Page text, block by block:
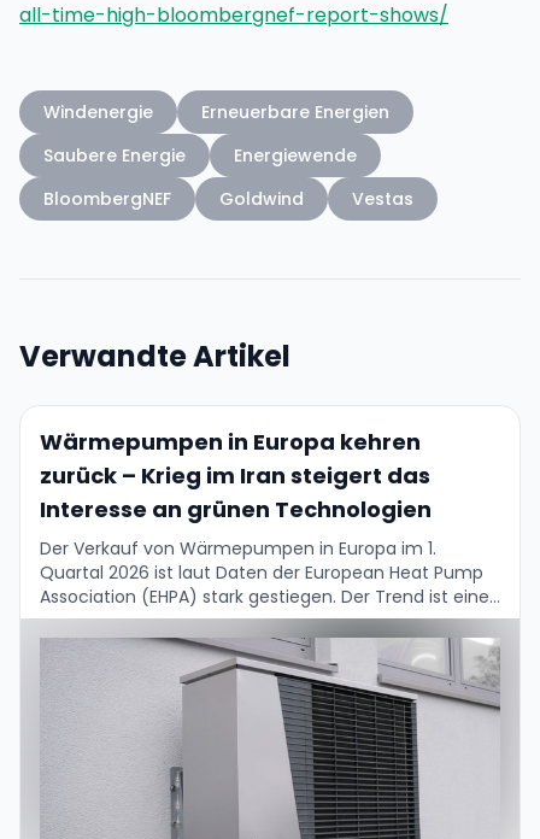
all-time-high-bloombergnef-report-shows/
Windenergie
Erneuerbare Energien
Saubere Energie
Energiewende
BloombergNEF
Goldwind Vestas
Verwandte Artikel
Wärmepumpen in Europa kehren
zurück – Krieg im Iran steigert das
Interesse an grünen Technologien
Der Verkauf von Wärmepumpen in Europa im 1.
Quartal 2026 ist laut Daten der European Heat Pump
Association (EHPA) stark gestiegen. Der Trend ist eine
Reaktion auf die durch den …